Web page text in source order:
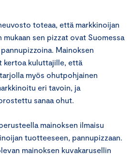
toteaa, että markkinoijan
sen pizzat ovat Suomessa
Mainoksen
kertoa kuluttajille, että
myös ohutpohjainen
eri tavoin, ja
sanaa ohut.
mainoksen ilmaisu
tuotteeseen, pannupizzaan.
mainoksen kuvakarusellin